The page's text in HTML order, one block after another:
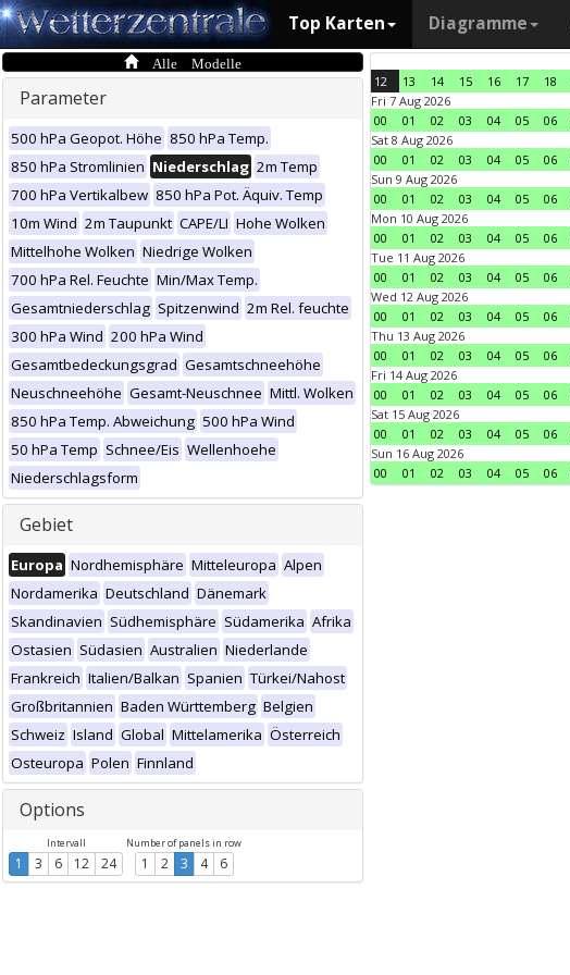
Top Karten Diagramme
Alle Modelle
Parameter
500 hPa Geopot. Höhe 850 hPa Temp.
850 hPa Stromlinien Niederschlag 2m Temp
700 hPa Vertikalbew 850 hPa Pot. Äquiv. Temp
10m Wind 2m Taupunkt CAPE/LI Hohe Wolken
Mittelhohe Wolken Niedrige Wolken
700 hPa Rel. Feuchte Min/Max Temp.
Gesamtniederschlag Spitzenwind 2m Rel. feuchte
300 hPa Wind 200 hPa Wind
Gesamtbedeckungsgrad Gesamtschneehöhe
Neuschneehöhe Gesamt-Neuschnee Mittl. Wolken
850 hPa Temp. Abweichung 500 hPa Wind
50 hPa Temp Schnee/Eis Wellenhoehe
Niederschlagsform
Gebiet
Europa Nordhemisphäre Mitteleuropa Alpen
Nordamerika Deutschland Dänemark
Skandinavien Südhemisphäre Südamerika Afrika
Ostasien Südasien Australien Niederlande
Frankreich Italien/Balkan Spanien Türkei/Nahost
Großbritannien Baden Württemberg Belgien
Schweiz Island Global Mittelamerika Österreich
Osteuropa Polen Finnland
Options
Intervall
1 3 6 12 24
Number of panels in row
1 2 3 4 6
12 13 14 15 16 17 18
Fri 7 Aug 2026
00
01 02 03 04 05 06
Sat 8 Aug 2026
00
01 02 03 04 05 06
Sun 9 Aug 2026
00
01 02 03 04 05 06
Mon 10 Aug 2026
00
01 02 03 04 05 06
Tue 11 Aug 2026
00
01 02 03 04 05 06
Wed 12 Aug 2026
00
01 02 03 04 05 06
Thu 13 Aug 2026
00
01 02 03 04 05 06
Fri 14 Aug 2026
00
01 02 03 04 05 06
Sat 15 Aug 2026
00
01 02 03 04 05 06
Sun 16 Aug 2026
00
01 02 03 04 05 06